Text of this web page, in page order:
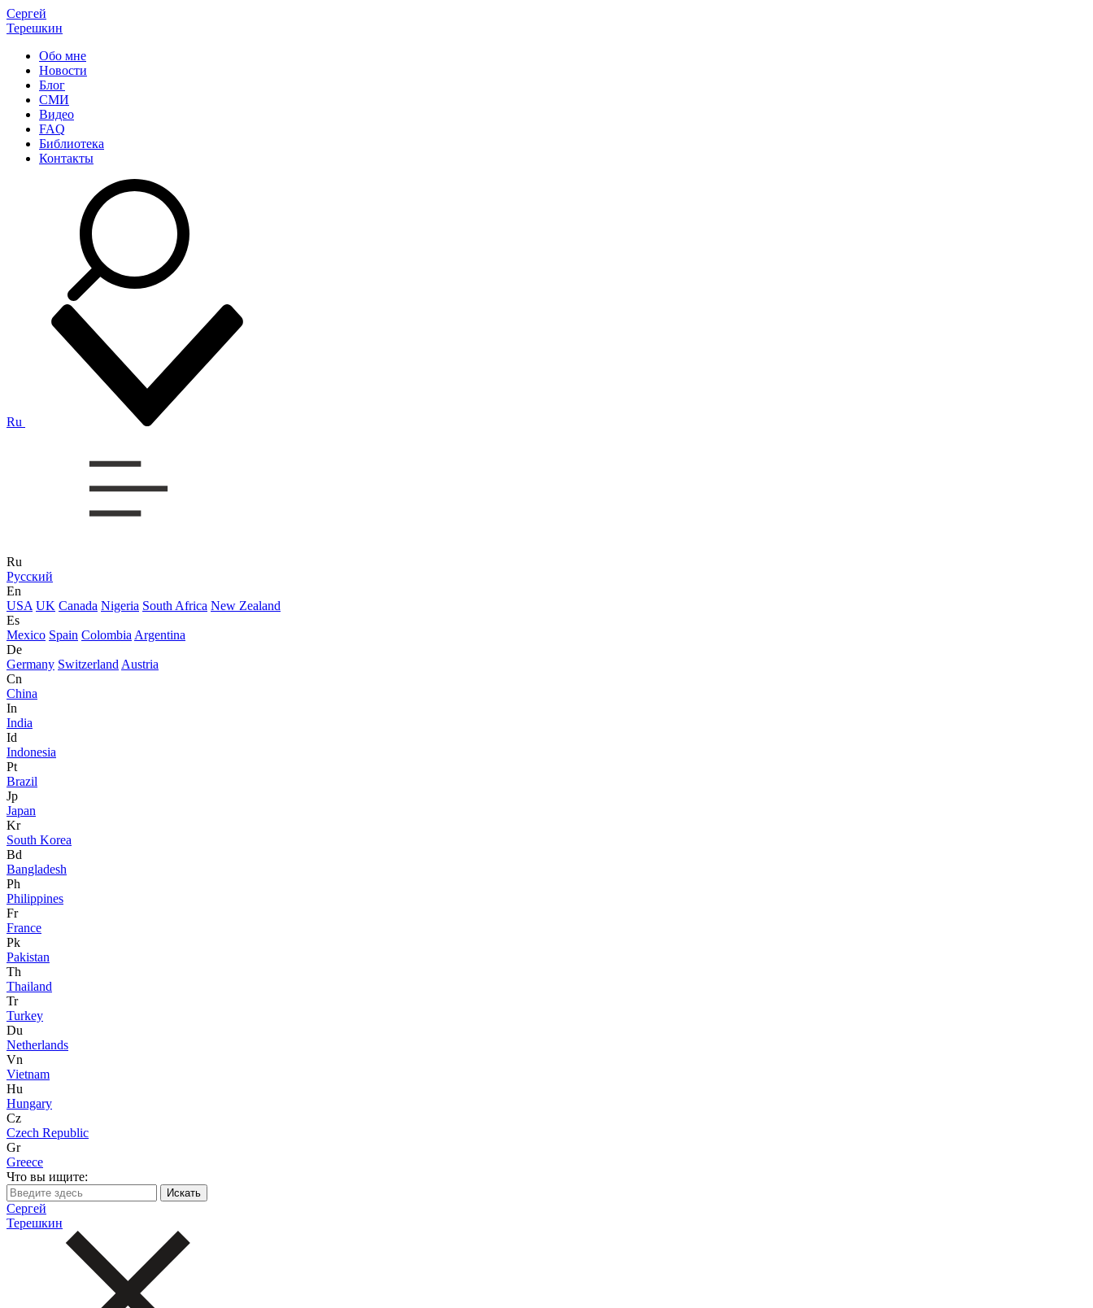
Сергей
Терешкин
Обо мне
Новости
Блог
СМИ
Видео
FAQ
Библиотека
Контакты
Ru
Ru
Русский
En
USA UK Canada Nigeria South Africa New Zealand
Es
Mexico Spain Colombia Argentina
De
Germany Switzerland Austria
Cn
China
In
India
Id
Indonesia
Pt
Brazil
Jp
Japan
Kr
South Korea
Bd
Bangladesh
Ph
Philippines
Fr
France
Pk
Pakistan
Th
Thailand
Tr
Turkey
Du
Netherlands
Vn
Vietnam
Hu
Hungary
Cz
Czech Republic
Gr
Greece
Что вы ищите:
Сергей
Терешкин